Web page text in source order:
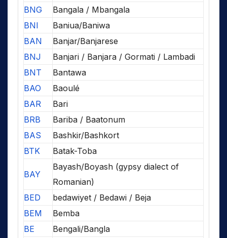
BNG
Bangala / Mbangala
BNI
Baniua/Baniwa
BAN
Banjar/Banjarese
BNJ
Banjari / Banjara / Gormati / Lambadi
BNT
Bantawa
BAO
Baoulé
BAR
Bari
BRB
Bariba / Baatonum
BAS
Bashkir/Bashkort
BTK
Batak-Toba
BAY
Bayash/Boyash (gypsy dialect of
Romanian)
BED
bedawiyet / Bedawi / Beja
BEM
Bemba
BE
Bengali/Bangla